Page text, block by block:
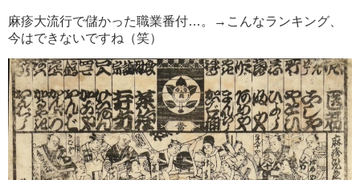
麻疹大流行で儲かった職業番付…。→こんなランキング、
今はできないですね（笑）